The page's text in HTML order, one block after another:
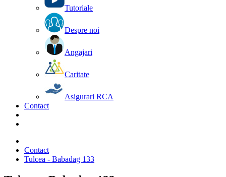
Tutoriale
Despre noi
Angajari
Caritate
Asigurari RCA
Contact
Contact
Tulcea - Babadag 133